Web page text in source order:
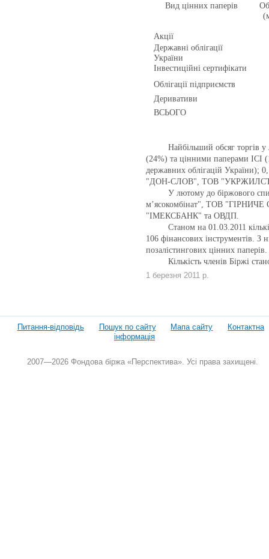
Вид цінних паперів
Акції
Державні облігації
України
Інвестиційні сертифікати
Облігації підприємств
Деривативи
ВСЬОГО
Найбільший обсяг торгів
(24%) та цінними паперами ІСІ
державних облігацій України);
"ДОН-СЛОВ", ТОВ
У лютому до біржового
м’ясокомбінат", ТОВ
"ІМЕКСБАНК" та ОВДП.
Станом на 01.03.2011
106 фінансових інструментів. З
позалістингових цінних паперів.
Кількість членів Біржі
1 березня 2011 р.
Питання-відповідь Пошук по сайту Мапа сайту
Контактна
інформація
2007—2026 Фондова біржа «Перспектива». Усі права захищені.